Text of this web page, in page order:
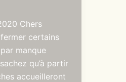
Chers
certains
manque
qu’à partir
accueilleront